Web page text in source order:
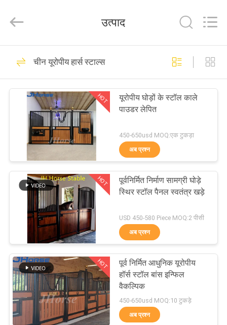
उत्पादों
कारखाना
भ्रमण
गुणवत्ता
नियंत्रण
संपर्क
करें
products
Rights
हार्स स्टॉल मोर्चों
386
यूरोपीय हार्स स्टाल्स
371
हार्स स्टॉल पैनल
उत्पाद
चीन यूरोपीय हार्स स्टाल्स
HOT
यूरोपीय घोड़ों के स्टॉल काले
पाउडर लेपित
450-650usd MOQ:एक टुकड़ा
अब प्रश्न
HOT
पूर्वनिर्मित निर्माण सामग्री घोड़े
स्थिर स्टॉल पैनल स्वतंत्र खड़े
USD 450-580 Piece MOQ:2 पीसी
अब प्रश्न
HOT
पूर्व निर्मित आधुनिक यूरोपीय
हॉर्स स्टॉल बांस इन्फिल
वैकल्पिक
450-650usd MOQ:10 टुकड़े
अब प्रश्न